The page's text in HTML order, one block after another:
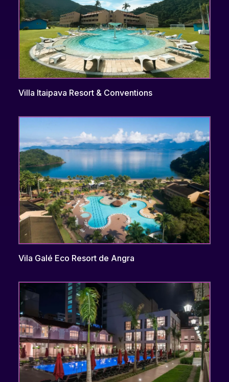
Villa Itaipava Resort & Conventions
Vila Galé Eco Resort de Angra